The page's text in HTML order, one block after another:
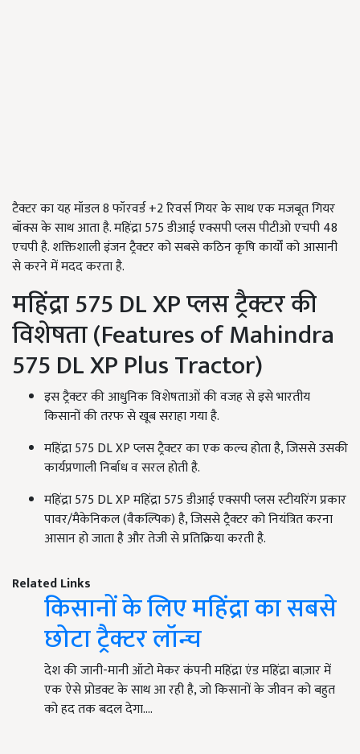
टैक्टर का यह मॉडल 8 फॉरवर्ड +2 रिवर्स गियर के साथ एक मजबूत गियर
बॉक्स के साथ आता है. महिंद्रा 575 डीआई एक्सपी प्लस पीटीओ एचपी 48
एचपी है. शक्तिशाली इंजन ट्रैक्टर को सबसे कठिन कृषि कार्यों को आसानी
से करने में मदद करता है.
महिंद्रा 575 DL XP प्लस ट्रैक्टर की
विशेषता (Features of Mahindra
575 DL XP Plus Tractor)
इस ट्रैक्टर की आधुनिक विशेषताओं की वजह से इसे भारतीय
किसानों की तरफ से खूब सराहा गया है.
महिंद्रा 575 DL XP प्लस ट्रैक्टर का एक कल्च होता है, जिससे उसकी
कार्यप्रणाली निर्बाध व सरल होती है.
महिंद्रा 575 DL XP महिंद्रा 575 डीआई एक्सपी प्लस स्टीयरिंग प्रकार
पावर/मैकेनिकल (वैकल्पिक) है, जिससे ट्रैक्टर को नियंत्रित करना
आसान हो जाता है और तेजी से प्रतिक्रिया करती है.
Related Links
किसानों के लिए महिंद्रा का सबसे
छोटा ट्रैक्टर लॉन्च
देश की जानी-मानी ऑटो मेकर कंपनी महिंद्रा एंड महिंद्रा बाज़ार में
एक ऐसे प्रोडक्ट के साथ आ रही है, जो किसानों के जीवन को बहुत
को हद तक बदल देगा.…